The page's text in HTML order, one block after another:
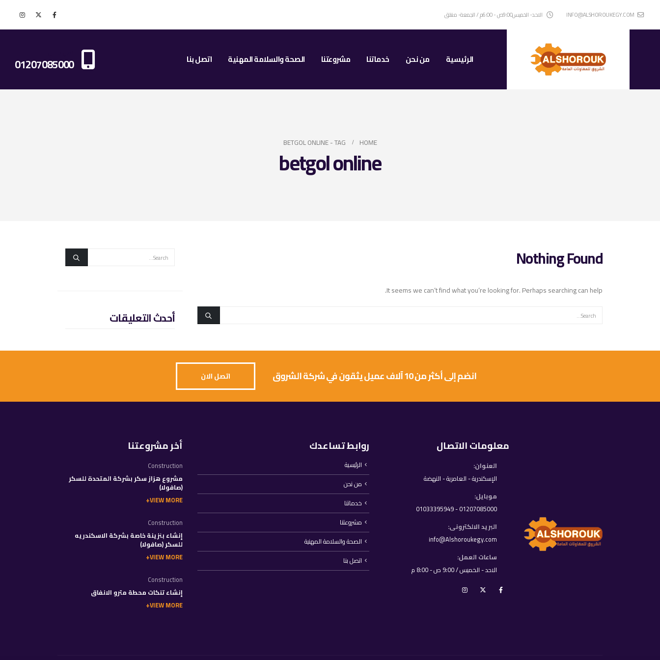
INFO@ALSHOROUKEGY.COM الاحد- الخميس9:00ص - 6:00م / الجمعة- مغلق
الرئيسية من نحن خدماتنا مشروعتنا الصحة والسلامة المهنية اتصل بنا 01207085000
HOME
TAG -
BETGOL ONLINE
betgol online
Nothing Found
It seems we can’t find what you’re looking for. Perhaps searching can help.
أحدث التعليقات
انضم إلى أكثر من 10 آلاف عميل يثقون في شركة الشروق اتصل الان
معلومات الاتصال
العنوان:
الإسكندرية - العامرية - النهضة
موبايل:
01207085000 - 01033395949
البريد الالكترونى:
info@Alshoroukegy.com
ساعات العمل:
الاحد - الخميس / 9:00 ص - 8:00 م
روابط تساعدك
الرئيسية
من نحن
خدماتنا
مشروعتنا
الصحة والسلامة المهنية
اتصل بنا
أخر مشروعتنا
Construction
مشروع هزاز سكر بشركة المتحدة للسكر
(صافولا)
VIEW MORE
Construction
إنشاء بنزينة خاصة بشركة الاسكندريه
للسكر (صافولا)
VIEW MORE
Construction
إنشاء تنكات محطة مترو الانفاق
VIEW MORE